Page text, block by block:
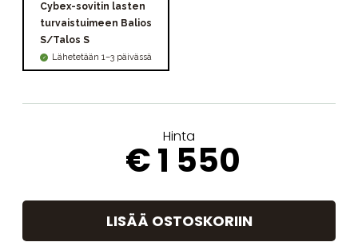
Cybex-sovitin lasten
turvaistuimeen Balios
S/Talos S
Lähetetään 1–3 päivässä
Hinta
€ 1 550
LISÄÄ OSTOSKORIIN